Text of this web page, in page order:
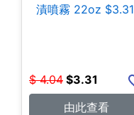
漬噴霧 22oz $3.31
$ 4.04 $3.31
由此查看